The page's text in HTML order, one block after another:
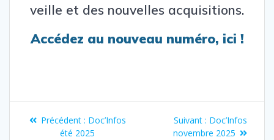
veille et des nouvelles acquisitions.
Accédez au nouveau numéro, ici !
Navigation
Précédent : Article
précédent
Doc’Infos
été 2025
Suivant : Article
suivant
Doc’Infos
novembre 2025